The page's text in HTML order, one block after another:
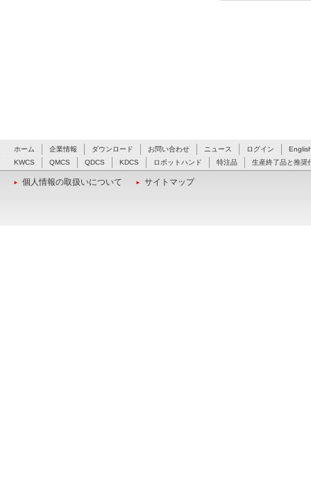
ホーム 企業情報 ダウンロード お問い合わせ ニュース ログイン
KWCS
QMCS QDCS KDCS ロボットハンド 特注品 生産終了品と推奨
個人情報の取扱いについて サイトマップ